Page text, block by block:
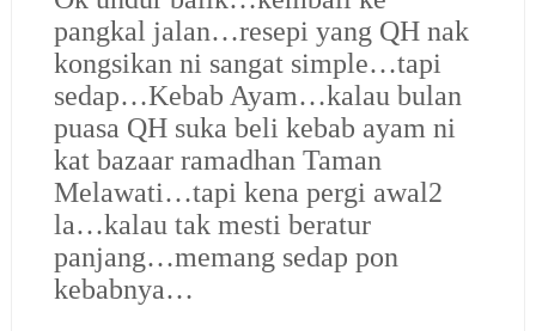
pangkal jalan…resepi yang QH nak
kongsikan ni sangat simple…tapi
sedap…Kebab Ayam…kalau bulan
puasa QH suka beli kebab ayam ni
kat bazaar ramadhan Taman
Melawati…tapi kena pergi awal2
la…kalau tak mesti beratur
panjang…memang sedap pon
kebabnya…